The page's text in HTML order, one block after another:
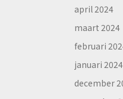
april 2024
maart 2024
februari
januari 2024
december